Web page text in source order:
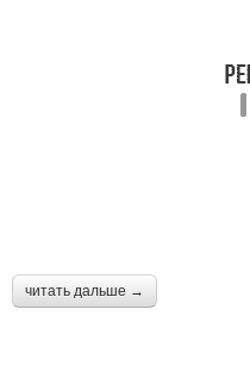
читать дальше →